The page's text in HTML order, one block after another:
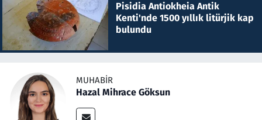
Pisidia Antiokheia Antik
Kenti'nde 1500 yıllık litürjik kap
bulundu
MUHABIR
Hazal Mihrace Göksun